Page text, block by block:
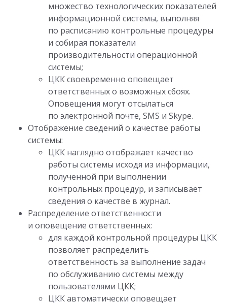
множество технологических показателей
информационной системы, выполняя
по расписанию контрольные процедуры
и собирая показатели
производительности операционной
системы;
ЦКК своевременно оповещает
ответственных о возможных сбоях.
Оповещения могут отсылаться
по электронной почте, SMS и Skype.
Отображение сведений о качестве работы
системы:
ЦКК наглядно отображает качество
работы системы исходя из информации,
полученной при выполнении
контрольных процедур, и записывает
сведения о качестве в журнал.
Распределение ответственности
и оповещение ответственных:
для каждой контрольной процедуры ЦКК
позволяет распределить
ответственность за выполнение задач
по обслуживанию системы между
пользователями ЦКК;
ЦКК автоматически оповещает